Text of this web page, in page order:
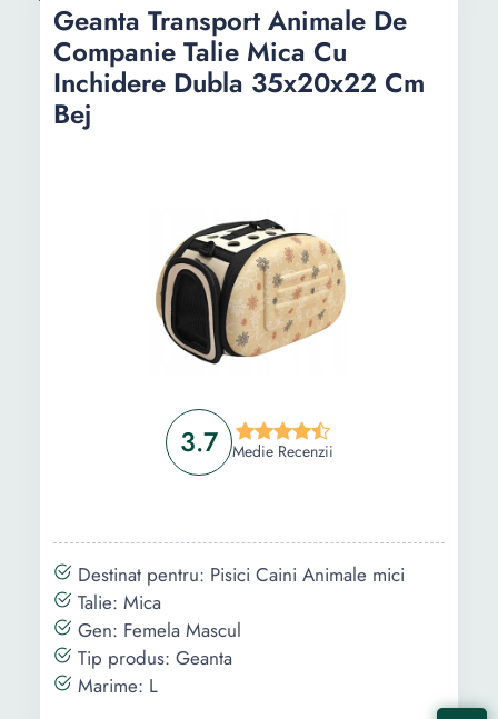
3.7 Medie Recenzii
Geanta Transport Animale De
Companie Talie Mica Cu
Inchidere Dubla 35x20x22 Cm
Bej
Destinat pentru: Pisici Caini Animale mici
Talie: Mica
Gen: Femela Mascul
Tip produs: Geanta
Marime: L